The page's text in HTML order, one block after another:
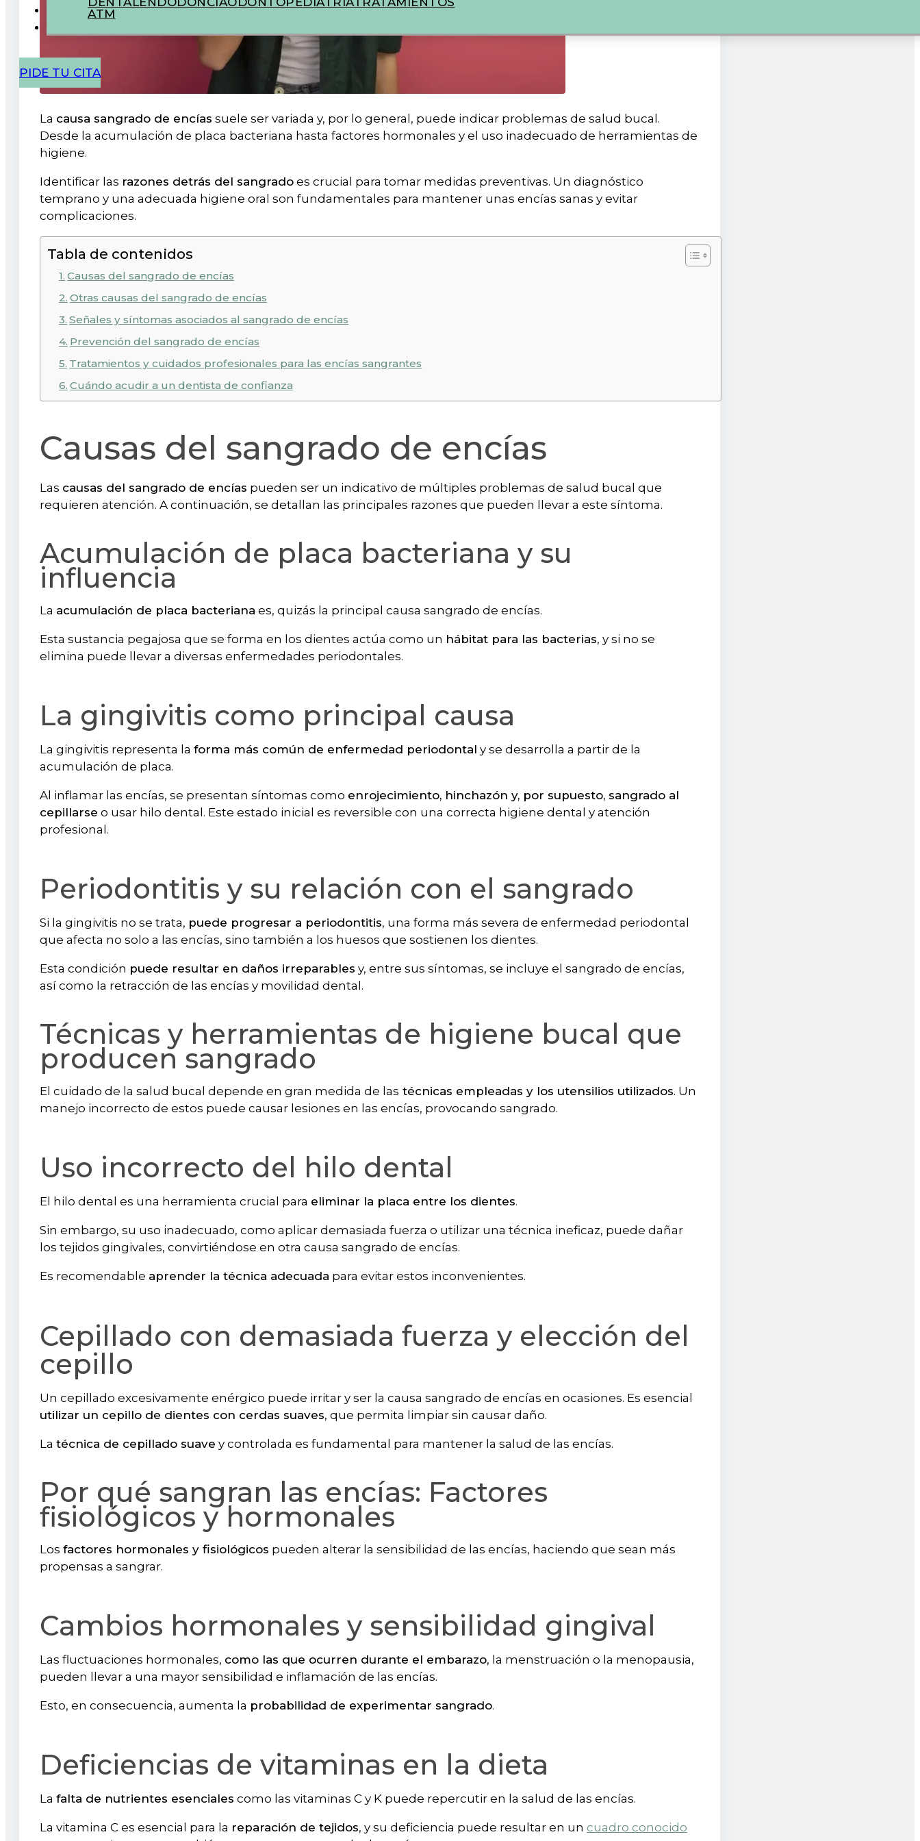
ATM
PIDE TU CITA
La causa sangrado de encías suele ser variada y, por lo general, puede indicar problemas de salud bucal.
Desde la acumulación de placa bacteriana hasta factores hormonales y el uso inadecuado de herramientas de
higiene.
Identificar las razones detrás del sangrado es crucial para tomar medidas preventivas. Un diagnóstico
temprano y una adecuada higiene oral son fundamentales para mantener unas encías sanas y evitar
complicaciones.
Tabla de contenidos
Causas del sangrado de encías
Otras causas del sangrado de encías
Señales y síntomas asociados al sangrado de encías
Prevención del sangrado de encías
Tratamientos y cuidados profesionales para las encías sangrantes
Cuándo acudir a un dentista de confianza
Causas del sangrado de encías
Las causas del sangrado de encías pueden ser un indicativo de múltiples problemas de salud bucal que
requieren atención. A continuación, se detallan las principales razones que pueden llevar a este síntoma.
Acumulación de placa bacteriana y su
influencia
La acumulación de placa bacteriana es, quizás la principal causa sangrado de encías.
Esta sustancia pegajosa que se forma en los dientes actúa como un hábitat para las bacterias, y si no se
elimina puede llevar a diversas enfermedades periodontales.
La gingivitis como principal causa
La gingivitis representa la forma más común de enfermedad periodontal y se desarrolla a partir de la
acumulación de placa.
Al inflamar las encías, se presentan síntomas como enrojecimiento, hinchazón y, por supuesto, sangrado al
cepillarse o usar hilo dental. Este estado inicial es reversible con una correcta higiene dental y atención
profesional.
Periodontitis y su relación con el sangrado
Si la gingivitis no se trata, puede progresar a periodontitis, una forma más severa de enfermedad periodontal
que afecta no solo a las encías, sino también a los huesos que sostienen los dientes.
Esta condición puede resultar en daños irreparables y, entre sus síntomas, se incluye el sangrado de encías,
así como la retracción de las encías y movilidad dental.
Técnicas y herramientas de higiene bucal que
producen sangrado
El cuidado de la salud bucal depende en gran medida de las técnicas empleadas y los utensilios utilizados. Un
manejo incorrecto de estos puede causar lesiones en las encías, provocando sangrado.
Uso incorrecto del hilo dental
El hilo dental es una herramienta crucial para eliminar la placa entre los dientes.
Sin embargo, su uso inadecuado, como aplicar demasiada fuerza o utilizar una técnica ineficaz, puede dañar
los tejidos gingivales, convirtiéndose en otra causa sangrado de encías.
Es recomendable aprender la técnica adecuada para evitar estos inconvenientes.
Cepillado con demasiada fuerza y elección del
cepillo
Un cepillado excesivamente enérgico puede irritar y ser la causa sangrado de encías en ocasiones. Es esencial
utilizar un cepillo de dientes con cerdas suaves, que permita limpiar sin causar daño.
La técnica de cepillado suave y controlada es fundamental para mantener la salud de las encías.
Por qué sangran las encías: Factores
fisiológicos y hormonales
Los factores hormonales y fisiológicos pueden alterar la sensibilidad de las encías, haciendo que sean más
propensas a sangrar.
Cambios hormonales y sensibilidad gingival
Las fluctuaciones hormonales, como las que ocurren durante el embarazo, la menstruación o la menopausia,
pueden llevar a una mayor sensibilidad e inflamación de las encías.
Esto, en consecuencia, aumenta la probabilidad de experimentar sangrado.
Deficiencias de vitaminas en la dieta
La falta de nutrientes esenciales como las vitaminas C y K puede repercutir en la salud de las encías.
La vitamina C es esencial para la reparación de tejidos, y su deficiencia puede resultar en un cuadro conocido